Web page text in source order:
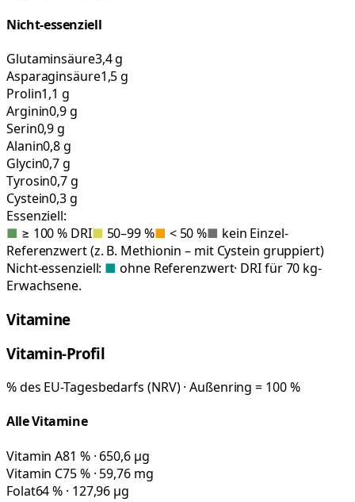
Nicht-essenziell
Glutaminsäure3,4 g
Asparaginsäure1,5 g
Prolin1,1 g
Arginin0,9 g
Serin0,9 g
Alanin0,8 g
Glycin0,7 g
Tyrosin0,7 g
Cystein0,3 g
Essenziell:
■ ≥ 100 % DRI■ 50–99 %■ < 50 %■ kein Einzel-
Referenzwert (z. B. Methionin – mit Cystein gruppiert)
Nicht-essenziell: ■ ohne Referenzwert· DRI für 70 kg-
Erwachsene.
Vitamine
Vitamin-Profil
% des EU-Tagesbedarfs (NRV) · Außenring = 100 %
Alle Vitamine
Vitamin A81 % · 650,6 µg
Vitamin C75 % · 59,76 mg
Folat64 % · 127,96 µg